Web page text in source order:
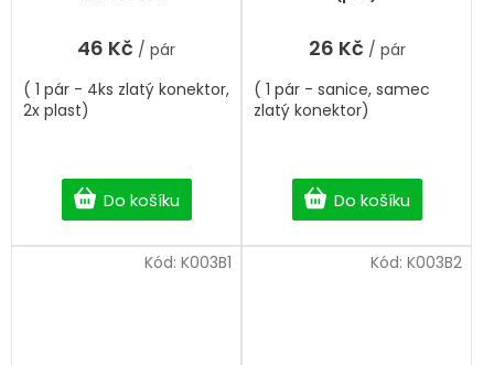
46 Kč / pár
Do košíku
( 1 pár - 4ks zlatý konektor,
2x plast)
hvězdiček.
26 Kč / pár
Do košíku
( 1 pár - sanice, samec
zlatý konektor)
Kód: K003B1 Kód: K003B2